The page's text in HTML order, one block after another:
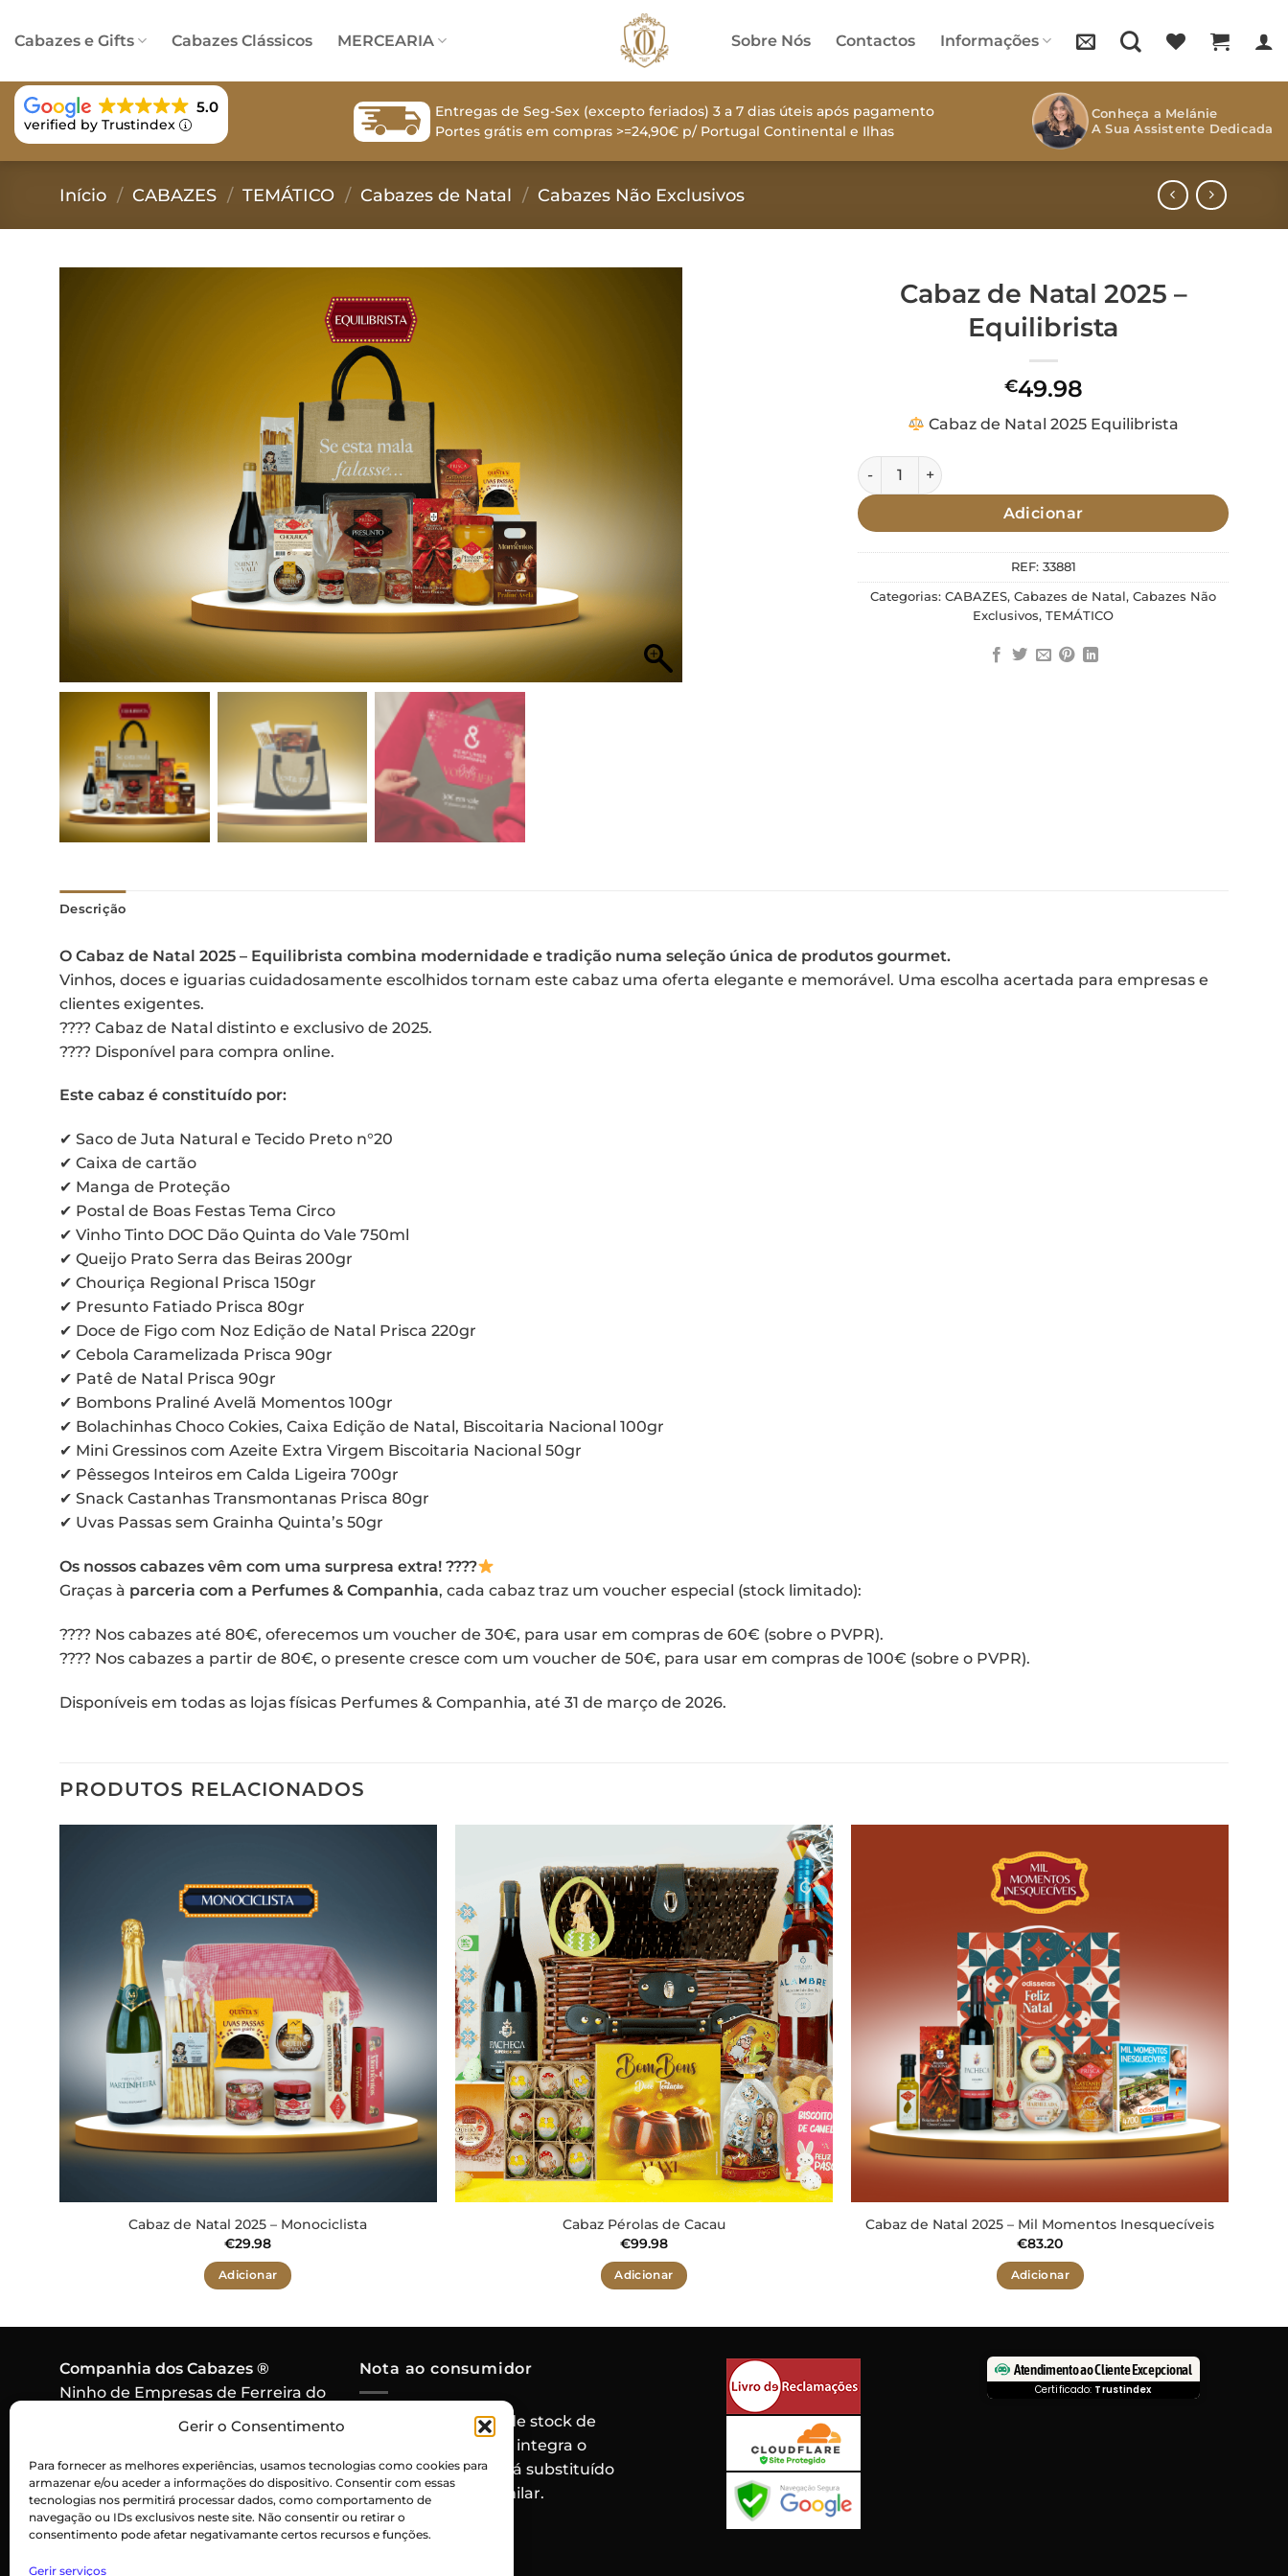
Gerir o Consentimento
Para fornecer as melhores experiências, usamos tecnologias como cookies para
armazenar e/ou aceder a informações do dispositivo. Consentir com essas
tecnologias nos permitirá processar dados, como comportamento de
navegação ou IDs exclusivos neste site. Não consentir ou retirar o
consentimento pode afetar negativamante certos recursos e funções.
Gerir serviços
toCabazes e Gifts Cabazes Clássicos MERCEARIA Sobre Nós Contactos Informações
5.0
verified by Trustindex
Entregas de Seg-Sex (excepto feriados) 3 a 7 dias úteis após pagamento
Portes grátis em compras >=24,90€ p/ Portugal Continental e Ilhas
Conheça a Melánie
A Sua Assistente Dedicada
Início / CABAZES / TEMÁTICO / Cabazes de Natal / Cabazes Não Exclusivos
Cabaz de Natal 2025 –
Equilibrista
€49.98
Cabaz de Natal 2025 Equilibrista
Quantidade de Cabaz de Natal 2025 - Equilibrista
Adicionar
REF: 33881
Categorias:CABAZES,Cabazes de Natal,Cabazes Não
Exclusivos,TEMÁTICO
Descrição
O Cabaz de Natal 2025 – Equilibrista combina modernidade e tradição numa seleção única de produtos gourmet.
Vinhos, doces e iguarias cuidadosamente escolhidos tornam este cabaz uma oferta elegante e memorável. Uma escolha acertada para empresas e
clientes exigentes.
???? Cabaz de Natal distinto e exclusivo de 2025.
???? Disponível para compra online.
Este cabaz é constituído por:
✔ Saco de Juta Natural e Tecido Preto n°20
✔ Caixa de cartão
✔ Manga de Proteção
✔ Postal de Boas Festas Tema Circo
✔ Vinho Tinto DOC Dão Quinta do Vale 750ml
✔ Queijo Prato Serra das Beiras 200gr
✔ Chouriça Regional Prisca 150gr
✔ Presunto Fatiado Prisca 80gr
✔ Doce de Figo com Noz Edição de Natal Prisca 220gr
✔ Cebola Caramelizada Prisca 90gr
✔ Patê de Natal Prisca 90gr
✔ Bombons Praliné Avelã Momentos 100gr
✔ Bolachinhas Choco Cokies, Caixa Edição de Natal, Biscoitaria Nacional 100gr
✔ Mini Gressinos com Azeite Extra Virgem Biscoitaria Nacional 50gr
✔ Pêssegos Inteiros em Calda Ligeira 700gr
✔ Snack Castanhas Transmontanas Prisca 80gr
✔ Uvas Passas sem Grainha Quinta’s 50gr
Os nossos cabazes vêm com uma surpresa extra! ????
Graças à parceria com a Perfumes & Companhia, cada cabaz traz um voucher especial (stock limitado):
???? Nos cabazes até 80€, oferecemos um voucher de 30€, para usar em compras de 60€ (sobre o PVPR).
???? Nos cabazes a partir de 80€, o presente cresce com um voucher de 50€, para usar em compras de 100€ (sobre o PVPR).
Disponíveis em todas as lojas físicas Perfumes & Companhia, até 31 de março de 2026.
PRODUTOS RELACIONADOS
Cabaz de Natal 2025 – Monociclista
€29.98
Adicionar
Adicionar
aos meus
desejos
Cabaz Pérolas de Cacau
€99.98
Adicionar
Cabaz de Natal 2025 – Mil Momentos Inesquecíveis
€83.20
Adicionar
Companhia dos Cabazes ®
Ninho de Empresas de Ferreira do
Contacto:915 256 550
Chamada para rede móvel
nacional
Nota ao consumidor
Em caso de rotura de stock de
algum produto que integra o
cabaz, o mesmo será substituído
por um produto similar.
Atendimento ao Cliente Excepcional
Certificado: Trustindex